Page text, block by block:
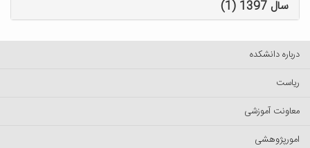
سال 1397 (1)
درباره دانشکده
ریاست
معاونت آموزشی
امورپژوهشی